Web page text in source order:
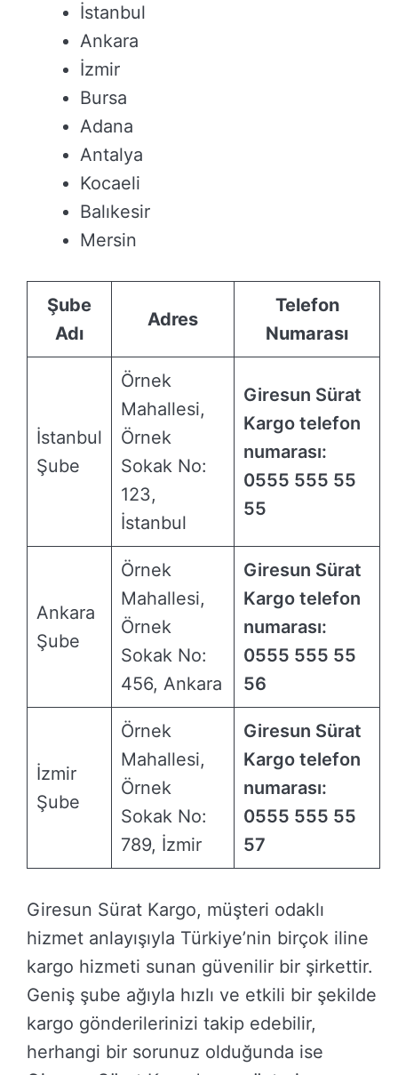
İstanbul
Ankara
İzmir
Bursa
Adana
Antalya
Kocaeli
Balıkesir
Mersin
Şube
Adı
Adres
Telefon
Numarası
İstanbul
Şube
Örnek
Mahallesi,
Örnek
Sokak No:
123,
İstanbul
Giresun Sürat
Kargo telefon
numarası:
0555 555 55
55
Ankara
Şube
Örnek
Mahallesi,
Örnek
Sokak No:
456, Ankara
Giresun Sürat
Kargo telefon
numarası:
0555 555 55
56
İzmir
Şube
Örnek
Mahallesi,
Örnek
Sokak No:
789, İzmir
Giresun Sürat
Kargo telefon
numarası:
0555 555 55
57
Giresun Sürat Kargo, müşteri odaklı
hizmet anlayışıyla Türkiye’nin birçok iline
kargo hizmeti sunan güvenilir bir şirkettir.
Geniş şube ağıyla hızlı ve etkili bir şekilde
kargo gönderilerinizi takip edebilir,
herhangi bir sorunuz olduğunda ise